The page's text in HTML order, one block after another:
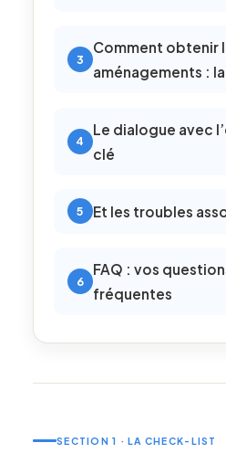
Comment obtenir
aménagements :
Le dialogue avec
clé
Et les troubles
FAQ : vos
fréquentes
SECTION 1 · LA CHECK-LIST